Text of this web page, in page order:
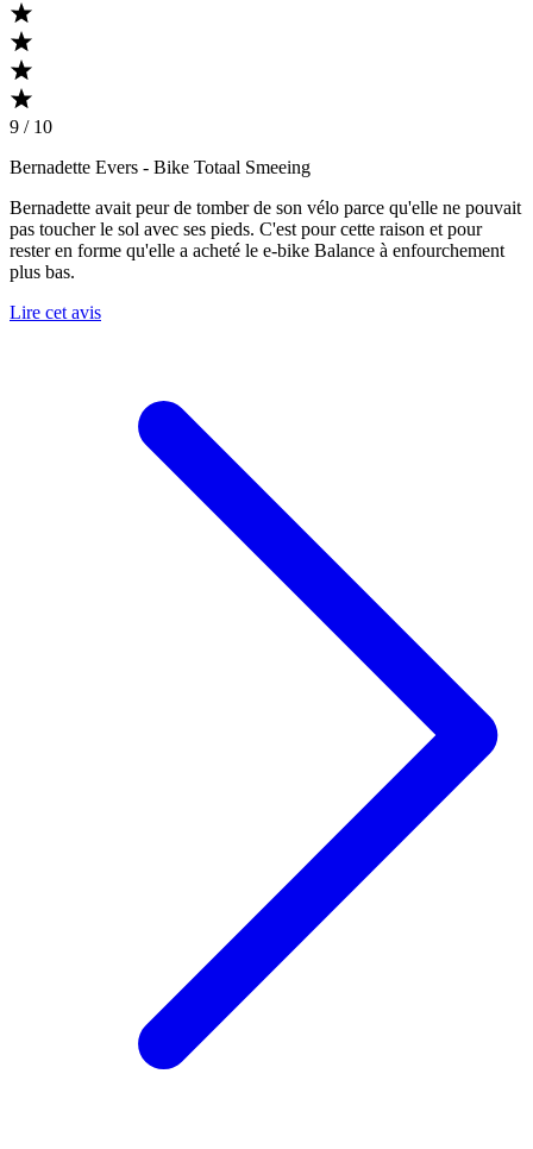
9 / 10
Bernadette Evers - Bike Totaal Smeeing
Bernadette avait peur de tomber de son vélo parce qu'elle ne pouvait
pas toucher le sol avec ses pieds. C'est pour cette raison et pour
rester en forme qu'elle a acheté le e-bike Balance à enfourchement
plus bas.
Lire cet avis